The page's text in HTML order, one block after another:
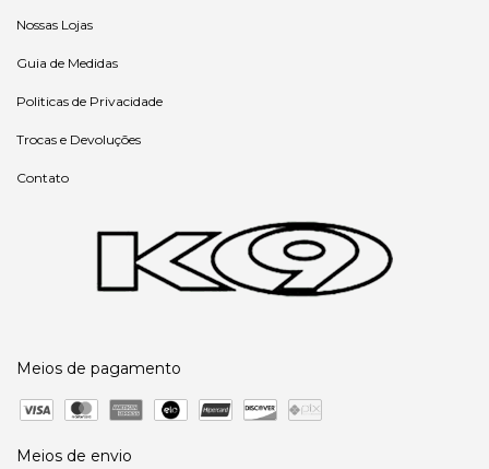
Nossas Lojas
Guia de Medidas
Politicas de Privacidade
Trocas e Devoluções
Contato
Meios de pagamento
Meios de envio